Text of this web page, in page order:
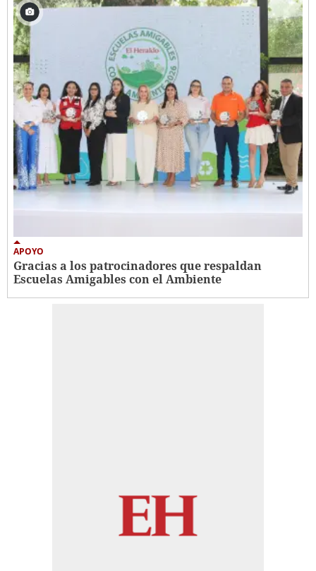
APOYO
Gracias a los patrocinadores que respaldan
Escuelas Amigables con el Ambiente